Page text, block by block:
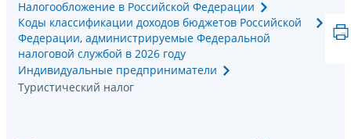
Налогообложение в Российской Федерации
Коды классификации доходов бюджетов Российской
Федерации, администрируемые Федеральной
налоговой службой в 2026 году
Индивидуальные предприниматели
Туристический налог